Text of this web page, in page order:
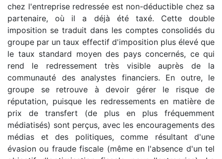
chez l'entreprise redressée est non-déductible chez sa
partenaire, où il a déjà été taxé. Cette double
imposition se traduit dans les comptes consolidés du
groupe par un taux effectif d'imposition plus élevé que
le taux standard moyen des pays concernés, ce qui
rend le redressement très visible auprès de la
communauté des analystes financiers. En outre, le
groupe se retrouve à devoir gérer le risque de
réputation, puisque les redressements en matière de
prix de transfert (de plus en plus fréquemment
médiatisés) sont perçus, avec les encouragements des
médias et des politiques, comme résultant d'une
évasion ou fraude fiscale (même en l'absence d'un tel